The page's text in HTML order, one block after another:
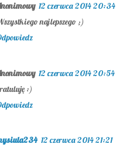
12 czerwca 2014 20:34
najlepszego ;)
12 czerwca 2014 20:54
:)
12 czerwca 2014 21:21